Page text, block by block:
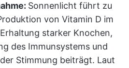
Sonnenlicht führt zu
von Vitamin D im
starker Knochen,
des Immunsystems und
Stimmung beiträgt. Laut